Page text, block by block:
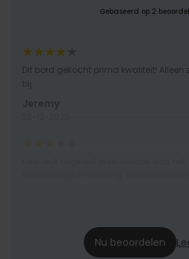
Gebaseerd op 2
Dit bord gekocht prima kwaliteit! Alleen
bij
Jeremy
Nu beoordelen